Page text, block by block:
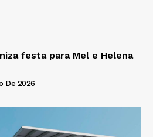
festa para Mel e Helena
De 2026